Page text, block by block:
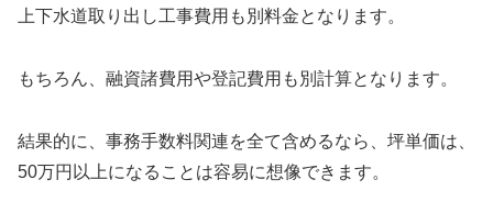
上下水道取り出し工事費用も別料金となります。
もちろん、融資諸費用や登記費用も別計算となります。
結果的に、事務手数料関連を全て含めるなら、坪単価は、
50万円以上になることは容易に想像できます。